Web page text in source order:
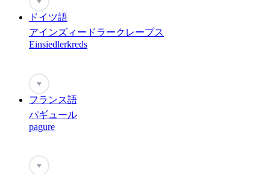
ドイツ語
アインズィードラークレープス
Einsiedlerkreds
♥
フランス語
パギュール
pagure
♥